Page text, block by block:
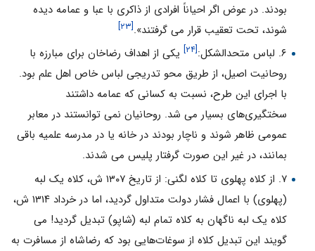
بودند. در عوض اگر احیاناً افرادی از ذاکری با عبا و عمامه دیده
شوند، تحت تعقیب قرار می گرفتند».[۲۳]
۶. لباس متحدالشکل: [۲۴]
یکی از اهداف رضاخان برای مبارزه با
روحانیت اصیل، از طریق محو تدریجی لباس خاص اهل علم بود.
با اجرای این طرح، نسبت به کسانی که عمامه داشتند
سختگیری‌های بسیار می شد. روحانیان نمی توانستند در معابر
عمومی ظاهر شوند و ناچار بودند در خانه یا در مدرسه علمیه باقی
بمانند، در غیر این صورت گرفتار پلیس می شدند.
۷. از کلاه پهلوی تا کلاه لگنی: از تاریخ ۱۳۰۷ ش، کلاه یک لبه
(پهلوی) با اعمال فشار دولت متداول گردید، اما در خرداد ۱۳۱۴ ش،
کلاه یک لبه ناگهان به کلاه تمام لبه (شاپو) تبدیل گردید! می
گویند این تبدیل کلاه از سوغات‌هایی بود که رضاشاه از مسافرت به